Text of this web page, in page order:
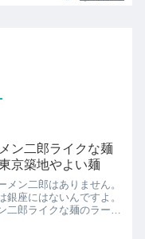
ン二郎ライクな麺
京築地やよい麺
メン二郎はありません。
銀座にはないんですよ。
二郎ライクな麺のラーメ